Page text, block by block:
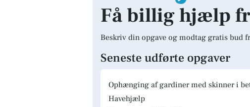
Få billig hjælp
Beskriv din opgave og modtag gratis bud
Seneste udførte opgaver
Ophænging af gardiner med skinner i
Havehjælp